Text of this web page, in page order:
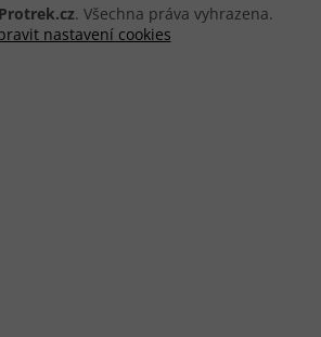
Protrek.cz. Všechna práva vyhrazena.
nastavení cookies